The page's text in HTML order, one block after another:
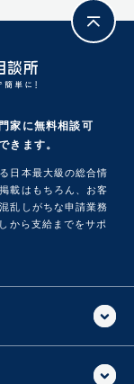
家に無料相談可
きます。
日本最大級の総合情
載はもちろん、お客
乱しがちな申請業務
から支給までをサポ